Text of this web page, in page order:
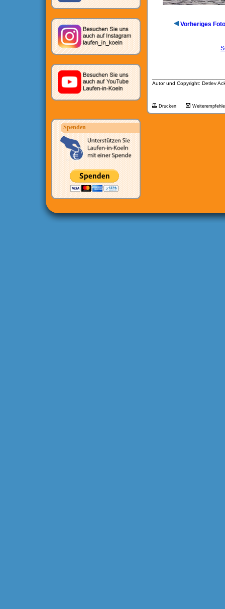
Spenden
Vorheriges Foto
Autor und Copyright: Detlev
Drucken